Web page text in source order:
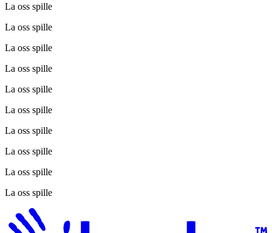
La oss spille
La oss spille
La oss spille
La oss spille
La oss spille
La oss spille
La oss spille
La oss spille
La oss spille
La oss spille